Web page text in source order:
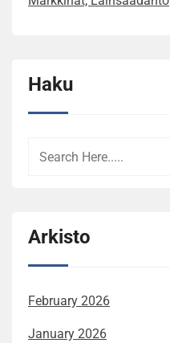
Haku
Arkisto
February 2026
January 2026